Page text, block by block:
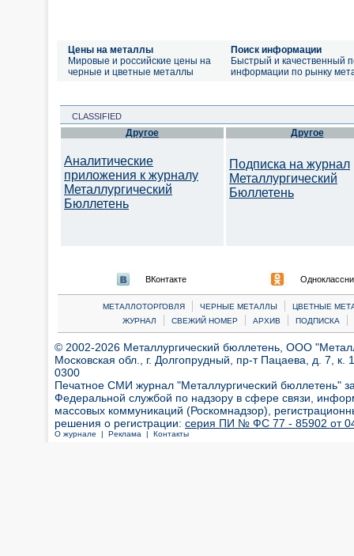
Цены на металлы
Мировые и российские цены на
черные и цветные металлы
Поиск информации
Быстрый и качественный
информации по рынку
CLASSIFIED
Другое
Аналитические
приложения к журналу
Металлургический
Бюллетень
Другое
Подписка на журнал
Металлургический
Бюллетень
ВКонтакте
МЕТАЛЛОТОРГОВЛЯ | ЧЕРНЫЕ МЕТАЛЛЫ |
ЦВЕТНЫЕ
ЖУРНАЛ
| СВЕЖИЙ НОМЕР | АРХИВ | ПОДПИСКА |
© 2002-2026 Металлургический бюллетень, ООО
Московская обл., г. Долгопрудный, пр-т Пацаева, д. 7,
0300
Печатное СМИ журнал "Металлургический бюллетень"
Федеральной службой по надзору в сфере связи,
массовых коммуникаций (Роскомнадзор),
решения о регистрации: серия ПИ № ФС 77 - 85902 от 04
О журнале | Реклама | Контакты